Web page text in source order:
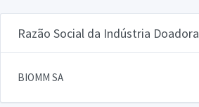
Razão Social da Indústria Doadora
BIOMM SA